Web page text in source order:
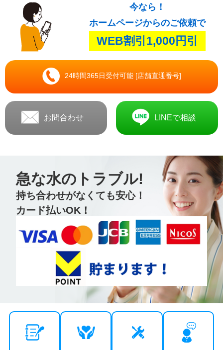
今なら！
ホームページからのご依頼で
WEB割引1,000円引
24時間365日受付可能 [店舗直通番号]
お問合わせ LINEで相談
急な水のトラブル!
持ち合わせがなくても安心！
カード払いOK！